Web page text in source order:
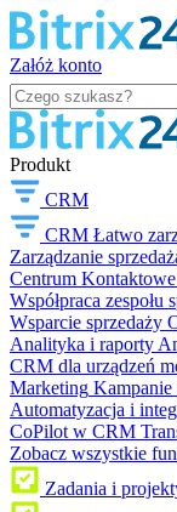
Załóż konto
Produkt
CRM
CRM Łatwo
Zarządzanie
Centrum Kontaktowe
Współpraca zespołu
Wsparcie sprzedaży
Analityka i raporty
CRM dla urządzeń
Marketing Kampanie
Automatyzacja i
CoPilot w CRM
Zobacz wszystkie
Zadania i